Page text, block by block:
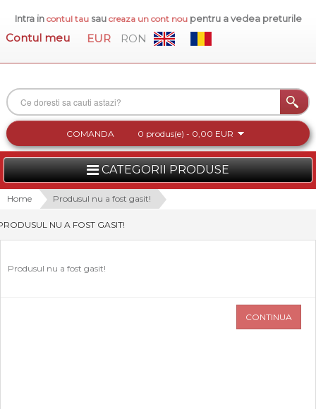
Intra in contul tausau creaza un cont nou pentru a vedea preturile
Contul meu EUR RON
COMANDA 0 produs(e) - 0,00 EUR
CATEGORII PRODUSE
FEMEI
BARBATI
Home Produsul nu a fost gasit!
NU A FOST GASIT!
Produsul nu a fost gasit!
CONTINUA